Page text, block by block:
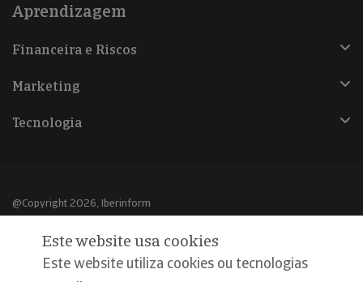
Aprendizagem
Financeira e Riscos
Marketing
Tecnologia
@Copyright 2026, Iberinform
Aviso legal
Política de cookies
Este website usa cookies
Este website utiliza cookies ou tecnologias